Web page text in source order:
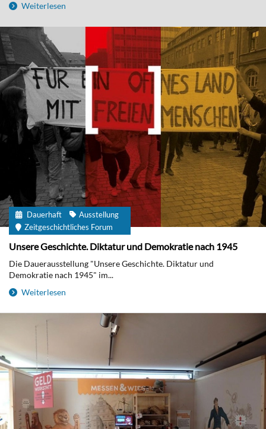
Weiterlesen
Dauerhaft
Ausstellung
Zeitgeschichtliches Forum
Unsere Geschichte. Diktatur und Demokratie nach 1945
Die Dauerausstellung "Unsere Geschichte. Diktatur und
Demokratie nach 1945" im...
Weiterlesen